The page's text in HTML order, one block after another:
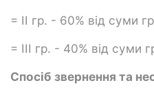
= II гр. - 60% від суми
= III гр. - 40% від суми
Спосіб звернення та